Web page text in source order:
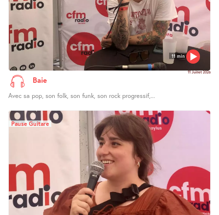
11 min
11 Juillet 2026
Baie
Avec sa pop, son folk, son funk, son rock progressif,...
Pause Guitare